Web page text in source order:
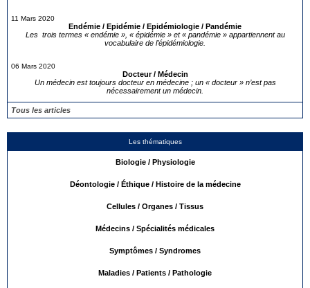
11 Mars 2020
Endémie / Epidémie / Epidémiologie / Pandémie
Les trois termes « endémie », « épidémie » et « pandémie » appartiennent au
vocabulaire de l’épidémiologie.
06 Mars 2020
Docteur / Médecin
Un médecin est toujours docteur en médecine ; un « docteur » n’est pas
nécessairement un médecin.
Tous les articles
Les thématiques
Biologie / Physiologie
Déontologie / Éthique / Histoire de la médecine
Cellules / Organes / Tissus
Médecins / Spécialités médicales
Symptômes / Syndromes
Maladies / Patients / Pathologie